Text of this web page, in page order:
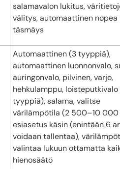
salamavalon lukitus,
välitys, automaattinen nopea
täsmäys
Automaattinen (3 tyyppiä),
automaattinen luonnonvalo,
auringonvalo, pilvinen, varjo,
hehkulamppu, loisteputkivalo
tyyppiä), salama, valitse
värilämpötila (2 500–10 000
esiasetus käsin (enintään 6
voidaan tallentaa),
valintaa lukuun ottamatta
hienosäätö